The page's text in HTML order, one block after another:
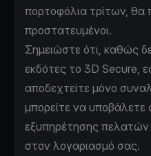
πορτοφόλια τρίτων, θα
προστατευμένοι.
Σημειώστε ότι, καθώς
εκδότες το 3D Secure,
αποδεχτείτε μόνο
μπορείτε να
εξυπηρέτησης
στον λογαριασμό σας.